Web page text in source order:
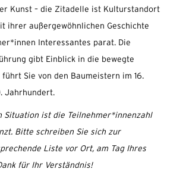
Kunst – die Zitadelle ist Kulturstandort
ihrer außergewöhnlichen Geschichte
Interessantes parat. Die
gibt Einblick in die bewegte
Sie von den Baumeistern im 16.
Jahrhundert.
Situation ist die Teilnehmer*innenzahl
Bitte schreiben Sie sich zur
Liste vor Ort, am Tag Ihres
für Ihr Verständnis!